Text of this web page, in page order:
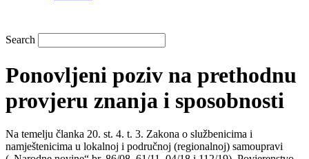
Search
Ponovljeni poziv na prethodnu
provjeru znanja i sposobnosti
Na temelju članka 20. st. 4. t. 3. Zakona o službenicima i
namještenicima u lokalnoj i područnoj (regionalnoj) samoupravi